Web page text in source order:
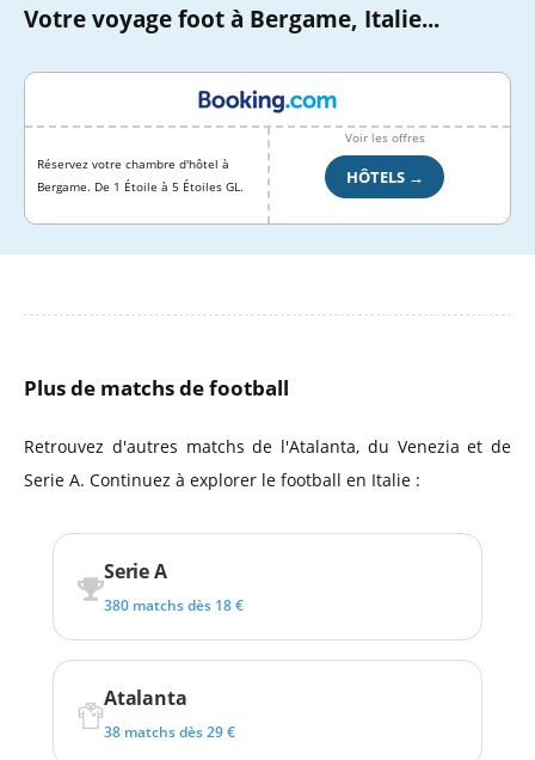
Votre voyage foot à Bergame, Italie...
Réservez votre chambre d'hôtel à
Bergame. De 1 Étoile à 5 Étoiles GL.
Voir les offres
HÔTELS →
Plus de matchs de football
Retrouvez d'autres matchs de l'Atalanta, du Venezia et de
Serie A. Continuez à explorer le football en Italie :
Serie A
380 matchs dès 18 €
Atalanta
38 matchs dès 29 €